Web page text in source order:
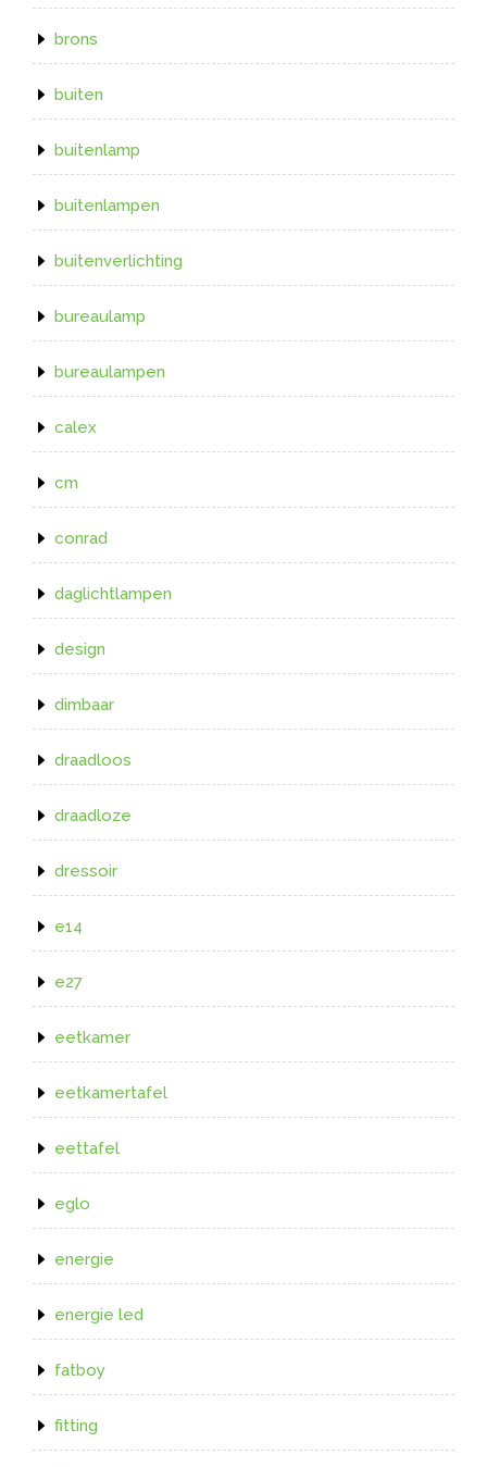
brons
buiten
buitenlamp
buitenlampen
buitenverlichting
bureaulamp
bureaulampen
calex
cm
conrad
daglichtlampen
design
dimbaar
draadloos
draadloze
dressoir
e14
e27
eetkamer
eetkamertafel
eettafel
eglo
energie
energie led
fatboy
fitting